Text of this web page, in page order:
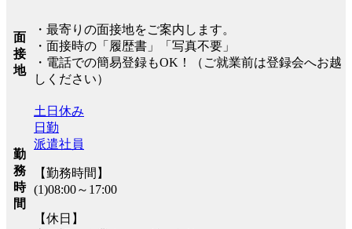
面
接
地
・最寄りの面接地をご案内します。
・面接時の「履歴書」「写真不要」
・電話での簡易登録もOK！（ご就業前は登録会へお越
しください）
勤
務
時
間
土日休み
日勤
派遣社員
【勤務時間】
(1)08:00～17:00
【休日】